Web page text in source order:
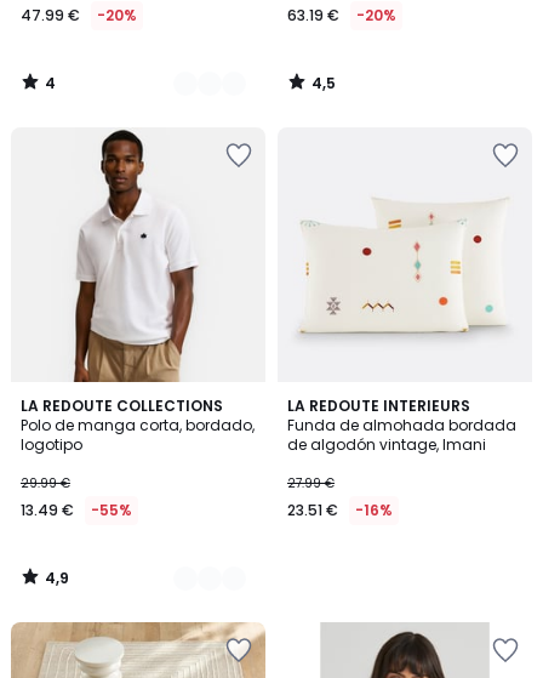
47.99 € -20%
4
/
63.19 € -20%
4,5
/
LA REDOUTE COLLECTIONS
Polo de manga corta, bordado,
logotipo
29.99 €
13.49 € -55%
4,9
/ 5
3
Colores
4,9
/
LA REDOUTE INTERIEURS
Funda de almohada bordada
de algodón vintage, Imani
27.99 €
23.51 € -16%